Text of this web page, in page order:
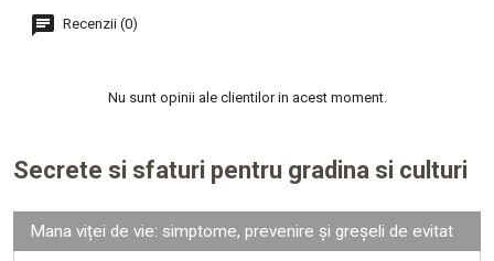
Recenzii (0)
Nu sunt opinii ale clientilor in acest moment.
Secrete si sfaturi pentru gradina si culturi
Mana viței de vie: simptome, prevenire și greșeli de evitat